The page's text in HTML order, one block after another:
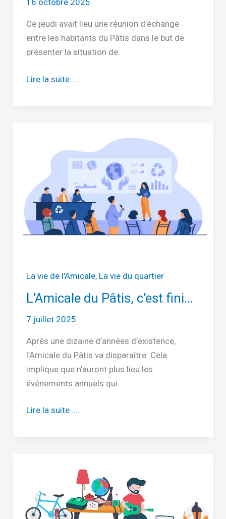
16 octobre 2025
Ce jeudi avait lieu une réunion d’échange
entre les habitants du Pâtis dans le but de
présenter la situation de
La
Lire la suite ....
La vie de l'Amicale, La vie du quartier
L’Amicale du Pâtis, c’est fini…
7 juillet 2025
Après une dizaine d’années d’existence,
l’Amicale du Pâtis va disparaître. Cela
implique que n’auront plus lieu les
événements annuels qui
L’Amicale
Lire la suite ....